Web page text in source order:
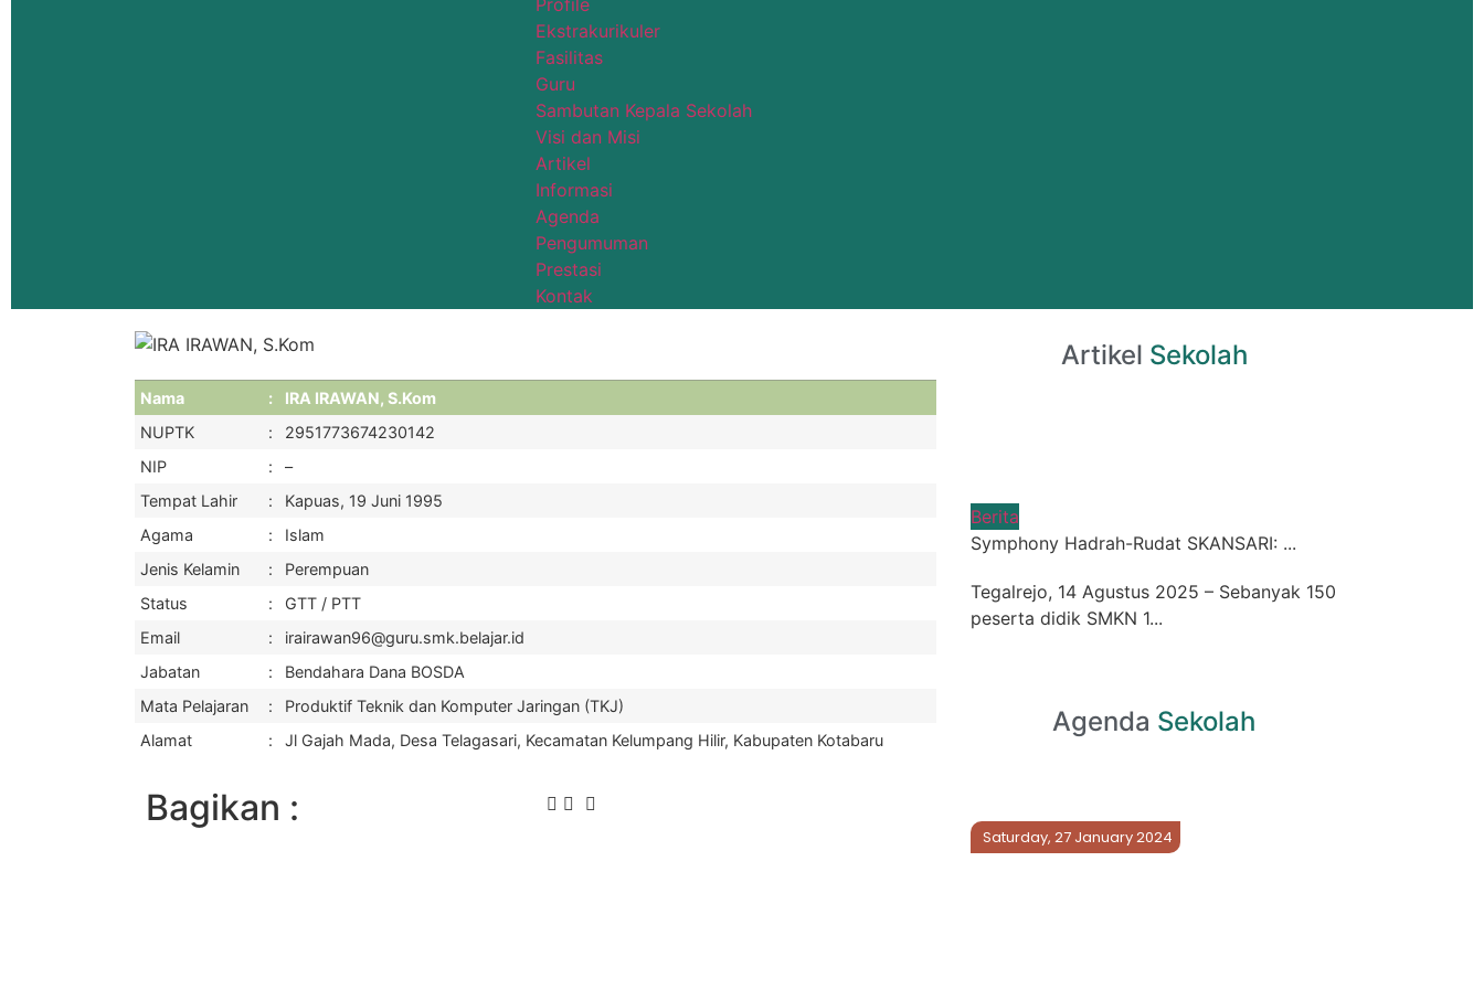
Profile
Ekstrakurikuler
Fasilitas
Guru
Sambutan Kepala Sekolah
Visi dan Misi
Artikel
Informasi
Agenda
Pengumuman
Prestasi
Kontak
Nama :
IRA IRAWAN, S.Kom
NUPTK
:
2951773674230142
NIP
:
–
Tempat Lahir
:
Kapuas, 19 Juni 1995
Agama
:
Islam
Jenis Kelamin
:
Perempuan
Status
:
GTT / PTT
Email
:
irairawan96@guru.smk.belajar.id
Jabatan
:
Bendahara Dana BOSDA
Mata Pelajaran
:
Produktif Teknik dan Komputer Jaringan (TKJ)
Alamat
: Jl Gajah Mada, Desa Telagasari, Kecamatan Kelumpang Hilir, Kabupaten Kotabaru
Bagikan :
Artikel Sekolah
Berita
Symphony Hadrah-Rudat SKANSARI: ...
Tegalrejo, 14 Agustus 2025 – Sebanyak 150
peserta didik SMKN 1...
Agenda Sekolah
Saturday, 27 January 2024